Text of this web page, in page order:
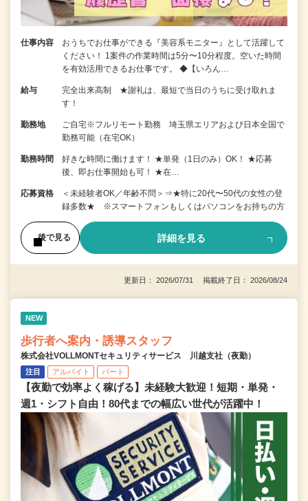
仕事内容
おうちでお仕事ができる『美容系モニター』として活躍して
ください！ 1案件の作業時間は5分〜10分程度。空いた時間
を有効活用できるお仕事です。 ◆【いろん…
給与
完全出来高制 ★謝礼は、最短で当日のうちに受け取れま
す！
勤務地
ご自宅※フルリモート勤務 埼玉県エリアおよび日本全国で
勤務可能（在宅OK）
勤務時間
好きな時間に働けます！ ★単発（1日のみ）OK！ ★応募
後、即お仕事開始も可！ ★在…
応募資格
＜未経験者OK／年齢不問＞⇒★特に20代〜50代の女性の登
録多数★ ※スマートフォンもしくはパソコンをお持ちの方
後で見る 詳細を見る
更新日： 2026/07/31 掲載終了日： 2026/08/24
NEW
歩行者へ案内・誘導スタッフ
株式会社VOLLMONTセキュリティサービス 川越支社（夜勤）
注目 アルバイト パート
【夜勤で効率よく稼げる】未経験大歓迎！短期・単発・
週1・シフト自由！80代までの幅広い世代が活躍中！